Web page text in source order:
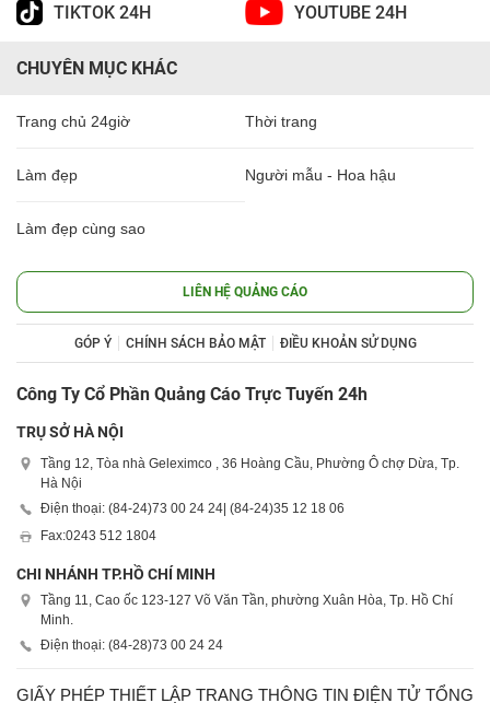
TIKTOK 24H YOUTUBE 24H
CHUYÊN MỤC KHÁC
Trang chủ 24giờ Thời trang
Làm đẹp Người mẫu - Hoa hậu
Làm đẹp cùng sao
LIÊN HỆ QUẢNG CÁO
GÓP Ý CHÍNH SÁCH BẢO MẬT ĐIỀU KHOẢN SỬ DỤNG
Công Ty Cổ Phần Quảng Cáo Trực Tuyến 24h
TRỤ SỞ HÀ NỘI
Tầng 12, Tòa nhà Geleximco , 36 Hoàng Cầu, Phường Ô chợ Dừa, Tp.
Hà Nội
Điện thoại: (84-24)73 00 24 24 | (84-24)35 12 18 06
Fax:0243 512 1804
CHI NHÁNH TP.HỒ CHÍ MINH
Tầng 11, Cao ốc 123-127 Võ Văn Tần, phường Xuân Hòa, Tp. Hồ Chí
Minh.
Điện thoại: (84-28)73 00 24 24
GIẤY PHÉP THIẾT LẬP TRANG THÔNG TIN ĐIỆN TỬ TỔNG